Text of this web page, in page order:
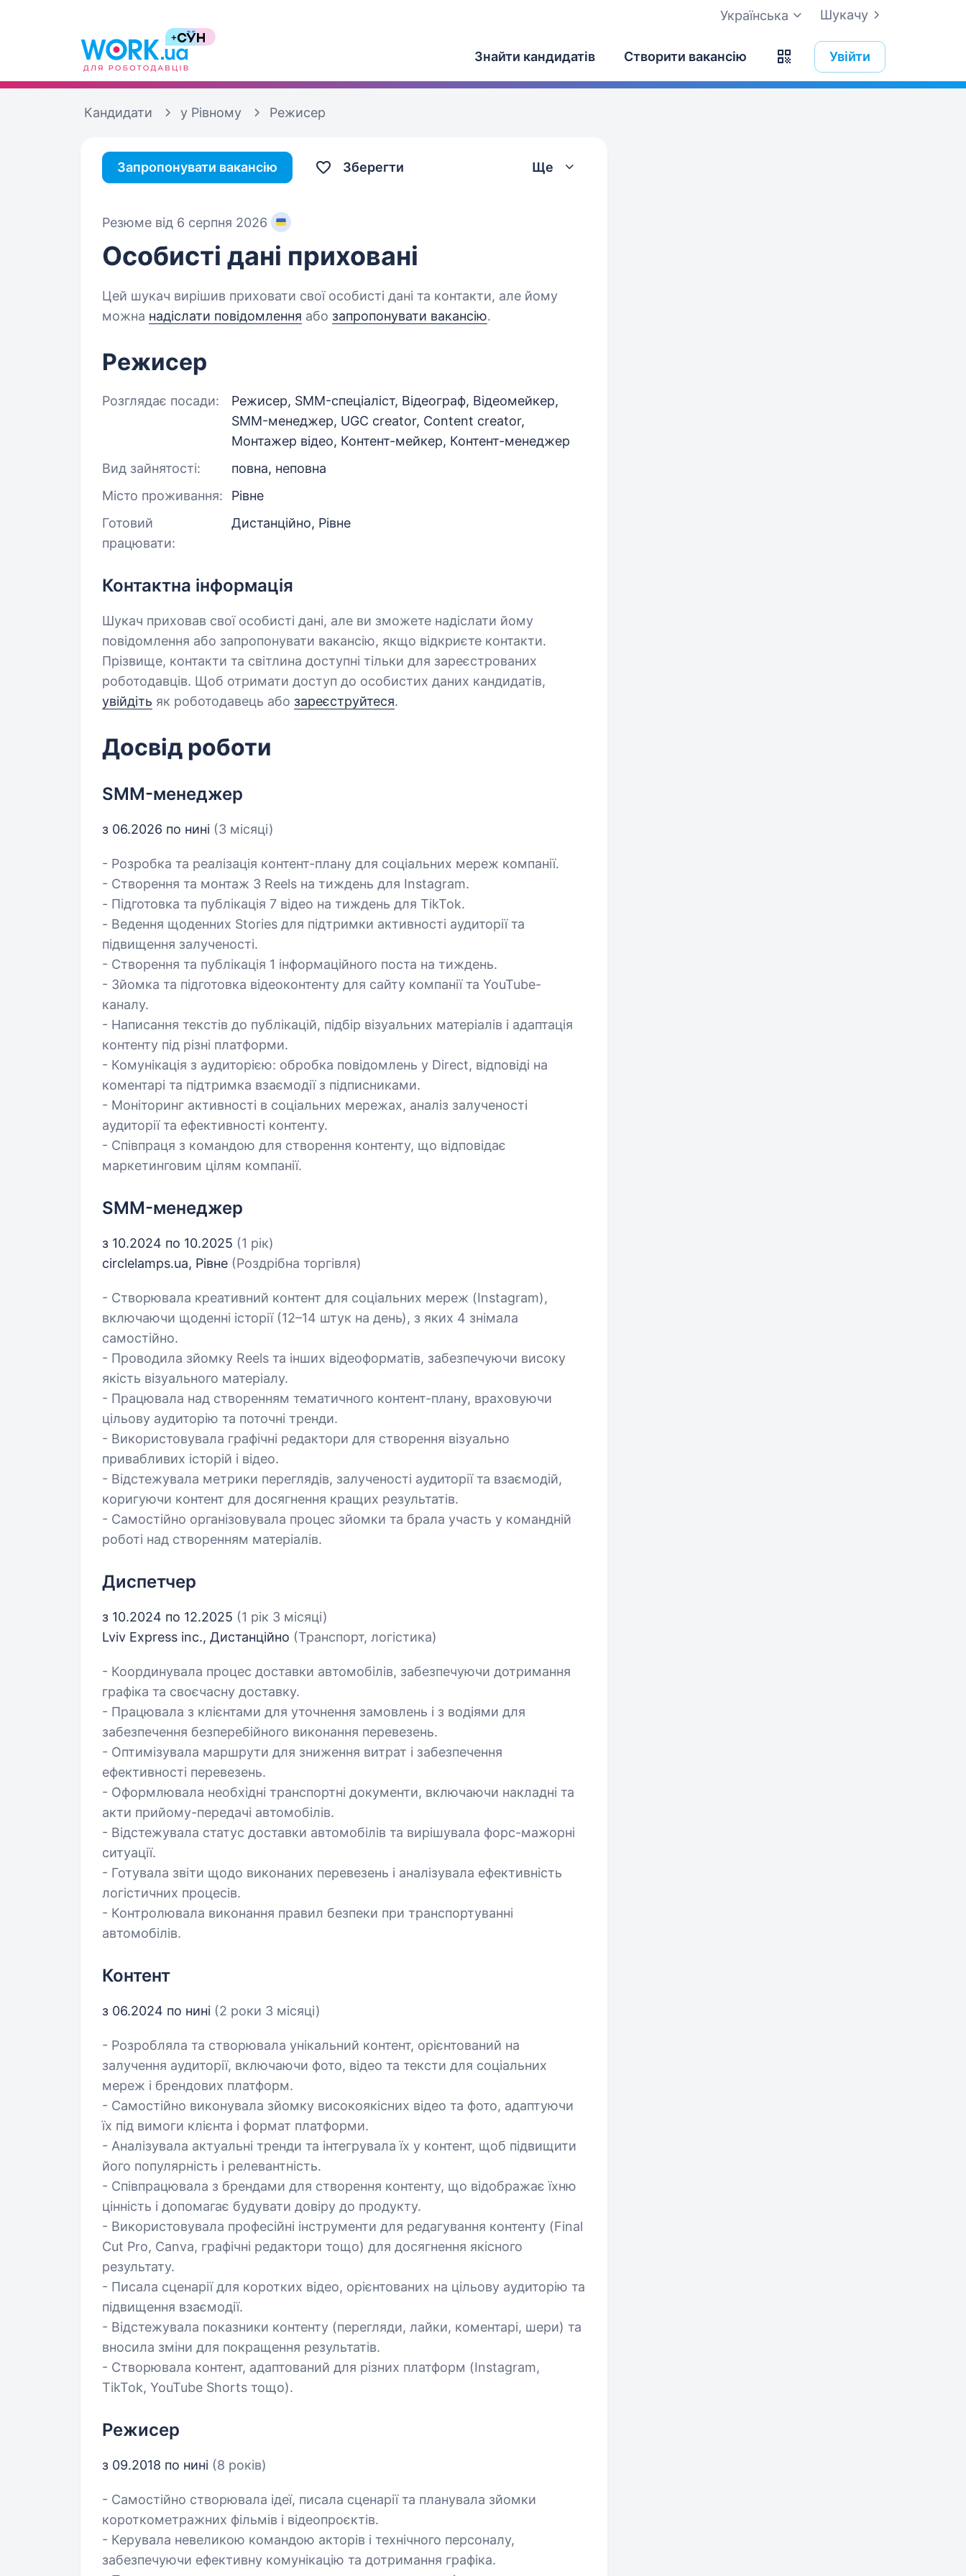
Шукачу
Українська
Знайти кандидатів Створити вакансію Увійти
Кандидати у Рівному Режисер
Запропонувати вакансію Зберегти Ще
Резюме від 6 серпня 2026
Особисті дані приховані
Цей шукач вирішив приховати свої особисті дані та контакти, але йому
можна надіслати повідомлення або запропонувати вакансію.
Режисер
Розглядає посади:
Режисер, SMM-спеціаліст, Відеограф, Відеомейкер,
SMM-менеджер, UGC creator, Content creator,
Монтажер відео, Контент-мейкер, Контент-менеджер
Вид зайнятості:
повна, неповна
Місто проживання:
Рівне
Готовий
працювати:
Дистанційно, Рівне
Контактна інформація
Шукач приховав свої особисті дані, але ви зможете надіслати йому
повідомлення або запропонувати вакансію, якщо відкриєте контакти.
Прізвище, контакти та світлина доступні тільки для зареєстрованих
роботодавців. Щоб отримати доступ до особистих даних кандидатів,
увійдіть як роботодавець або зареєструйтеся.
Досвід роботи
SMM-менеджер
з 06.2026 по нині (3 місяці)
- Розробка та реалізація контент-плану для соціальних мереж компанії.
- Створення та монтаж 3 Reels на тиждень для Instagram.
- Підготовка та публікація 7 відео на тиждень для TikTok.
- Ведення щоденних Stories для підтримки активності аудиторії та
підвищення залученості.
- Створення та публікація 1 інформаційного поста на тиждень.
- Зйомка та підготовка відеоконтенту для сайту компанії та YouTube-
каналу.
- Написання текстів до публікацій, підбір візуальних матеріалів і адаптація
контенту під різні платформи.
- Комунікація з аудиторією: обробка повідомлень у Direct, відповіді на
коментарі та підтримка взаємодії з підписниками.
- Моніторинг активності в соціальних мережах, аналіз залученості
аудиторії та ефективності контенту.
- Співпраця з командою для створення контенту, що відповідає
маркетинговим цілям компанії.
SMM-менеджер
з 10.2024 по 10.2025 (1 рік)
circlelamps.ua, Рівне (Роздрібна торгівля)
- Створювала креативний контент для соціальних мереж (Instagram),
включаючи щоденні історії (12–14 штук на день), з яких 4 знімала
самостійно.
- Проводила зйомку Reels та інших відеоформатів, забезпечуючи високу
якість візуального матеріалу.
- Працювала над створенням тематичного контент-плану, враховуючи
цільову аудиторію та поточні тренди.
- Використовувала графічні редактори для створення візуально
привабливих історій і відео.
- Відстежувала метрики переглядів, залученості аудиторії та взаємодій,
коригуючи контент для досягнення кращих результатів.
- Самостійно організовувала процес зйомки та брала участь у командній
роботі над створенням матеріалів.
Диспетчер
з 10.2024 по 12.2025 (1 рік 3 місяці)
Lviv Express inc., Дистанційно (Транспорт, логістика)
- Координувала процес доставки автомобілів, забезпечуючи дотримання
графіка та своєчасну доставку.
- Працювала з клієнтами для уточнення замовлень і з водіями для
забезпечення безперебійного виконання перевезень.
- Оптимізувала маршрути для зниження витрат і забезпечення
ефективності перевезень.
- Оформлювала необхідні транспортні документи, включаючи накладні та
акти прийому-передачі автомобілів.
- Відстежувала статус доставки автомобілів та вирішувала форс-мажорні
ситуації.
- Готувала звіти щодо виконаних перевезень і аналізувала ефективність
логістичних процесів.
- Контролювала виконання правил безпеки при транспортуванні
автомобілів.
Контент
з 06.2024 по нині (2 роки 3 місяці)
- Розробляла та створювала унікальний контент, орієнтований на
залучення аудиторії, включаючи фото, відео та тексти для соціальних
мереж і брендових платформ.
- Самостійно виконувала зйомку високоякісних відео та фото, адаптуючи
їх під вимоги клієнта і формат платформи.
- Аналізувала актуальні тренди та інтегрувала їх у контент, щоб підвищити
його популярність і релевантність.
- Співпрацювала з брендами для створення контенту, що відображає їхню
цінність і допомагає будувати довіру до продукту.
- Використовувала професійні інструменти для редагування контенту (Final
Cut Pro, Canva, графічні редактори тощо) для досягнення якісного
результату.
- Писала сценарії для коротких відео, орієнтованих на цільову аудиторію та
підвищення взаємодії.
- Відстежувала показники контенту (перегляди, лайки, коментарі, шери) та
вносила зміни для покращення результатів.
- Створювала контент, адаптований для різних платформ (Instagram,
TikTok, YouTube Shorts тощо).
Режисер
з 09.2018 по нині (8 років)
- Самостійно створювала ідеї, писала сценарії та планувала зйомки
короткометражних фільмів і відеопроєктів.
- Керувала невеликою командою акторів і технічного персоналу,
забезпечуючи ефективну комунікацію та дотримання графіка.